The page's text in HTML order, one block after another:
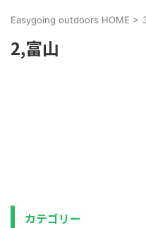
Easygoing outdoors HOME >
2,富山
カテゴリー